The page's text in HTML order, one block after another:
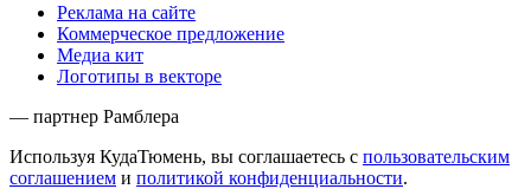
Реклама на сайте
Коммерческое предложение
Медиа кит
Логотипы в векторе
— партнер Рамблера
Используя КудаТюмень, вы соглашаетесь с пользовательским
соглашением и политикой конфиденциальности.